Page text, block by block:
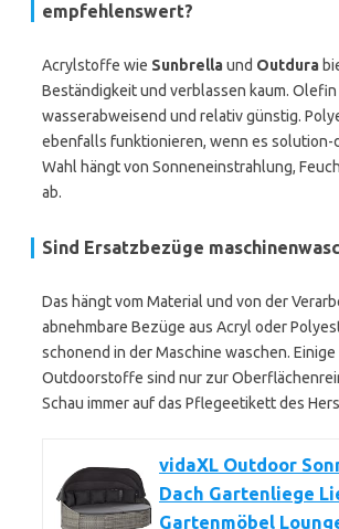
empfehlenswert?
Acrylstoffe wie Sunbrellaund Outdura
Beständigkeit und verblassen kaum.
wasserabweisend und relativ günstig.
ebenfalls funktionieren, wenn es solution-
Wahl hängt von Sonneneinstrahlung,
ab.
Sind Ersatzbezüge
Das hängt vom Material und von der
abnehmbare Bezüge aus Acryl oder
schonend in der Maschine waschen. Einige
Outdoorstoffe sind nur zur
Schau immer auf das Pflegeetikett des
vidaXL Outdoor
Dach Gartenliege
Gartenmöbel